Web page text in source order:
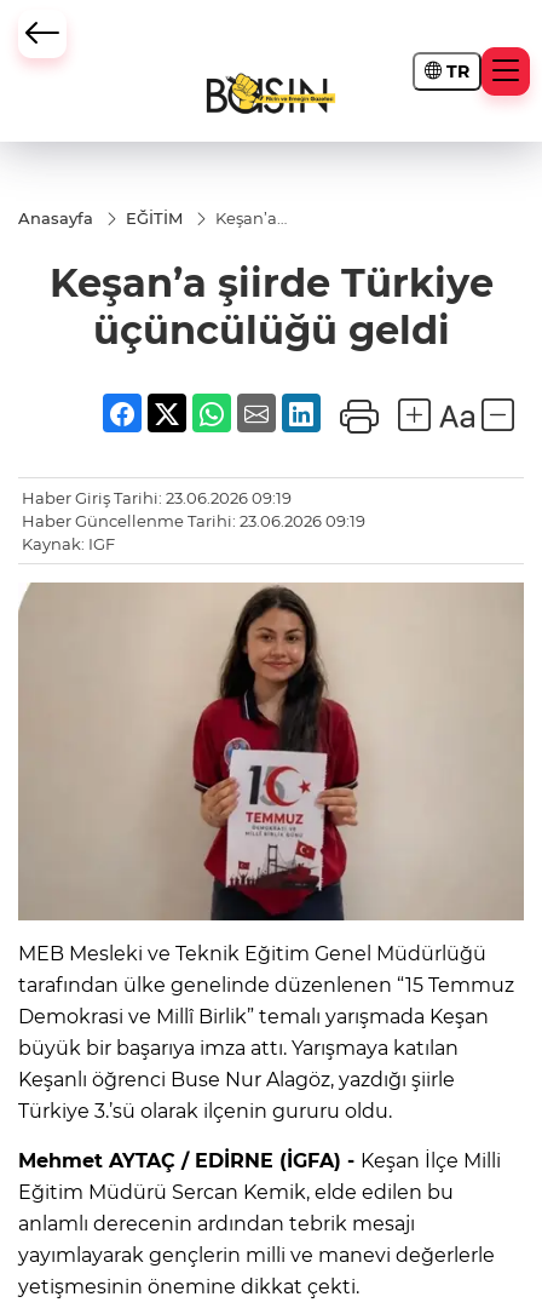
TR
Anasayfa EĞİTİM
Keşan’a
üçüncülüğü
geldi
Keşan’a şiirde Türkiye
üçüncülüğü geldi
Haber Giriş Tarihi: 23.06.2026 09:19
Haber Güncellenme Tarihi: 23.06.2026 09:19
Kaynak: IGF
MEB Mesleki ve Teknik Eğitim Genel Müdürlüğü
tarafından ülke genelinde düzenlenen “15 Temmuz
Demokrasi ve Millî Birlik” temalı yarışmada Keşan
büyük bir başarıya imza attı. Yarışmaya katılan
Keşanlı öğrenci Buse Nur Alagöz, yazdığı şiirle
Türkiye 3.’sü olarak ilçenin gururu oldu.
Mehmet AYTAÇ / EDİRNE (İGFA) - Keşan İlçe Milli
Eğitim Müdürü Sercan Kemik, elde edilen bu
anlamlı derecenin ardından tebrik mesajı
yayımlayarak gençlerin milli ve manevi değerlerle
yetişmesinin önemine dikkat çekti.